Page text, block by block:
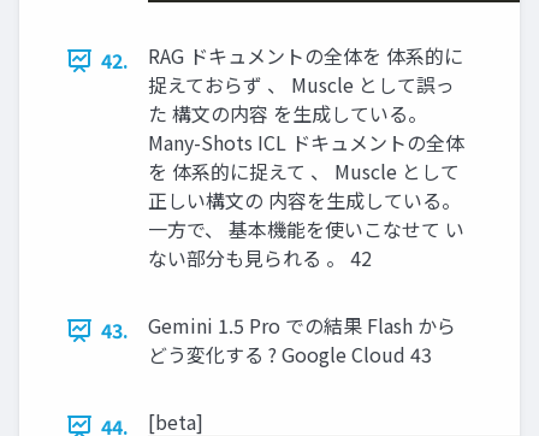
42.
RAG ドキュメントの全体を 体系的に
捉えておらず 、 Muscle として誤っ
た 構文の内容 を生成している。
Many-Shots ICL ドキュメントの全体
を 体系的に捉えて 、 Muscle として
正しい構文の 内容を生成している。
一方で、 基本機能を使いこなせて い
ない部分も見られる 。 42
43.
Gemini 1.5 Pro での結果 Flash から
どう変化する ? Google Cloud 43
44. [beta]